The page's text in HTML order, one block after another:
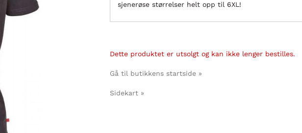
sjenerøse størrelser helt opp til 6XL!
Dette produktet er utsolgt og kan ikke lenger bestilles.
Gå til butikkens startside »
Sidekart »